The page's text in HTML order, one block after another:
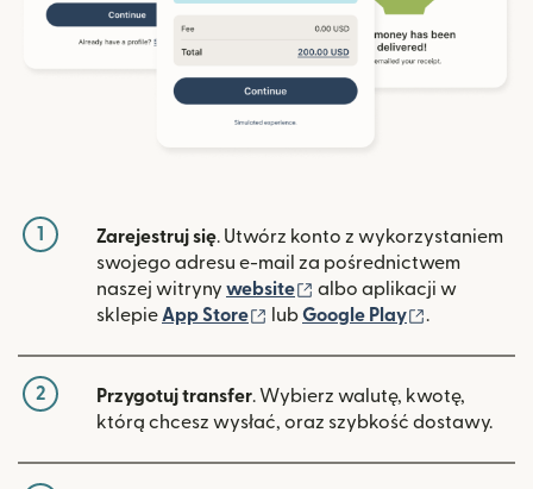
1 Zarejestruj się. Utwórz konto z wykorzystaniem
swojego adresu e-mail za pośrednictwem
naszej witryny website (otwiera się w nowym
albo aplikacji w
sklepie App Store (otwiera się w nowym oknie)
lubGoogle Play .
2 Przygotuj transfer. Wybierz walutę, kwotę,
którą chcesz wysłać, oraz szybkość dostawy.